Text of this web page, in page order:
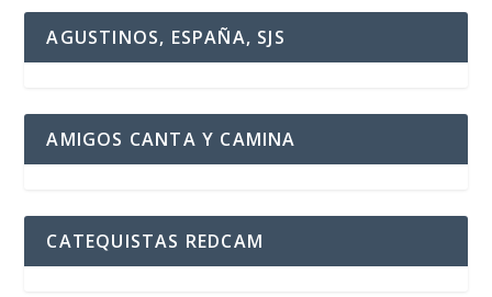
AGUSTINOS, ESPAÑA, SJS
AMIGOS CANTA Y CAMINA
CATEQUISTAS REDCAM